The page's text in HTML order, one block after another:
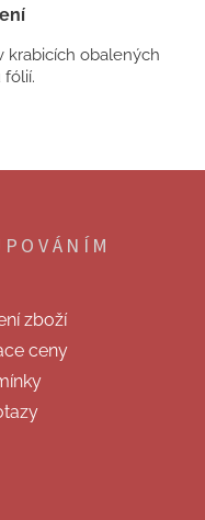
krabicích obalených
fólií.
zboží
ceny